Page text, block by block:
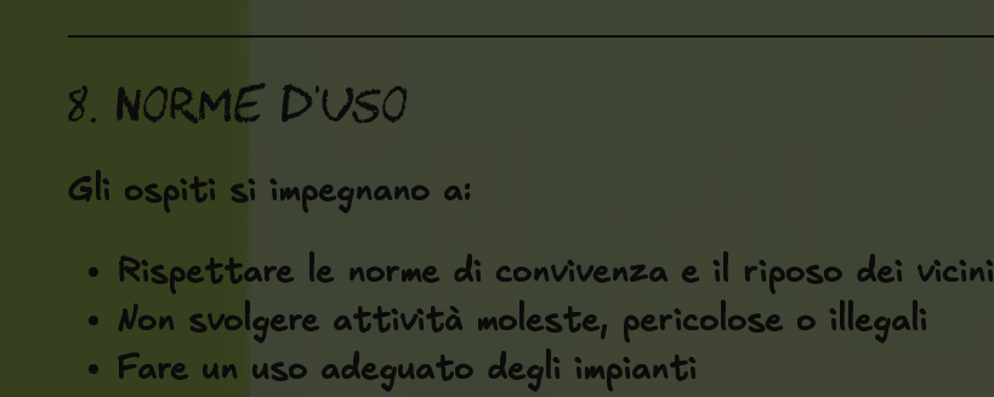
8. Norme d'uso
Gli ospiti si impegnano a:
Rispettare le norme di convivenza e il riposo dei vicini
Non svolgere attività moleste, pericolose o illegali
Fare un uso adeguato degli impianti